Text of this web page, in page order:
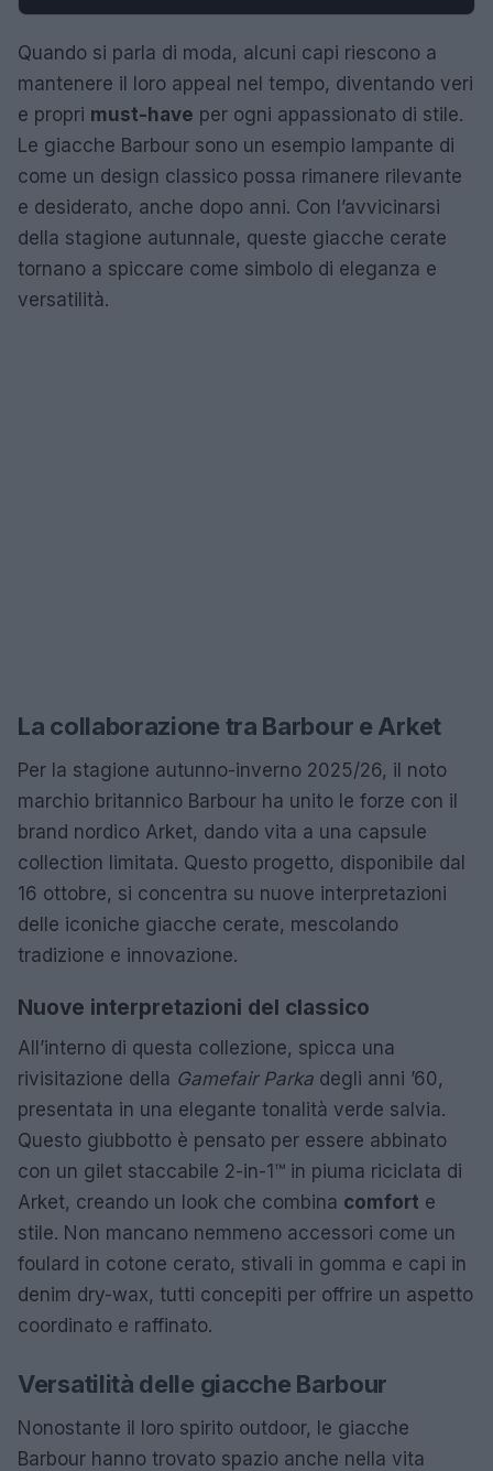
Quando si parla di moda, alcuni capi riescono a
mantenere il loro appeal nel tempo, diventando veri
e propri must-have per ogni appassionato di stile.
Le giacche Barbour sono un esempio lampante di
come un design classico possa rimanere rilevante
e desiderato, anche dopo anni. Con l’avvicinarsi
della stagione autunnale, queste giacche cerate
tornano a spiccare come simbolo di eleganza e
versatilità.
La collaborazione tra Barbour e Arket
Per la stagione autunno-inverno 2025/26, il noto
marchio britannico Barbour ha unito le forze con il
brand nordico Arket, dando vita a una capsule
collection limitata. Questo progetto, disponibile dal
16 ottobre, si concentra su nuove interpretazioni
delle iconiche giacche cerate, mescolando
tradizione e innovazione.
Nuove interpretazioni del classico
All’interno di questa collezione, spicca una
rivisitazione della Gamefair Parka degli anni ’60,
presentata in una elegante tonalità verde salvia.
Questo giubbotto è pensato per essere abbinato
con un gilet staccabile 2-in-1™ in piuma riciclata di
Arket, creando un look che combina comfort e
stile. Non mancano nemmeno accessori come un
foulard in cotone cerato, stivali in gomma e capi in
denim dry-wax, tutti concepiti per offrire un aspetto
coordinato e raffinato.
Versatilità delle giacche Barbour
Nonostante il loro spirito outdoor, le giacche
Barbour hanno trovato spazio anche nella vita